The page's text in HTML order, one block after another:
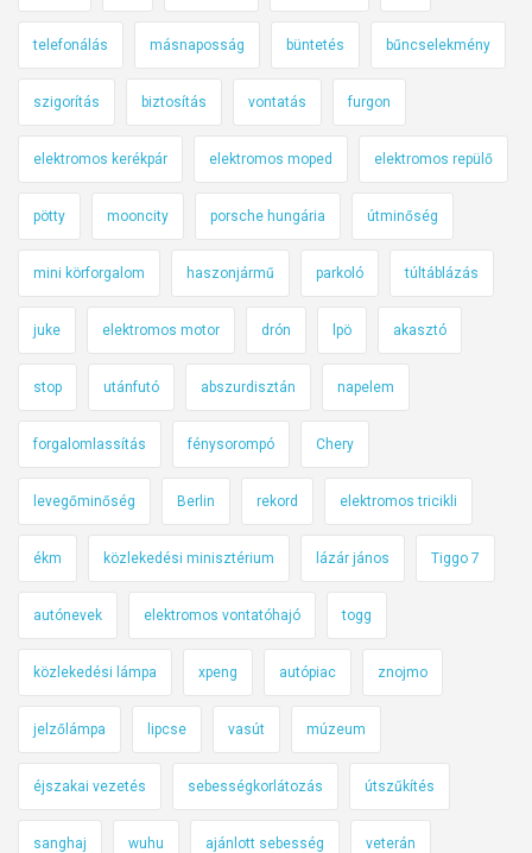
telefonálás másnaposság büntetés bűncselekmény
szigorítás biztosítás vontatás furgon
elektromos kerékpár elektromos moped elektromos repülő
pötty mooncity porsche hungária útminőség
mini körforgalom haszonjármű parkoló túltáblázás
juke elektromos motor drón lpö akasztó
stop utánfutó abszurdisztán napelem
forgalomlassítás fénysorompó Chery
levegőminőség Berlin rekord elektromos tricikli
ékm közlekedési minisztérium lázár jános Tiggo 7
autónevek elektromos vontatóhajó togg
közlekedési lámpa xpeng autópiac znojmo
jelzőlámpa lipcse vasút múzeum
éjszakai vezetés sebességkorlátozás útszűkítés
sanghaj wuhu ajánlott sebesség veterán